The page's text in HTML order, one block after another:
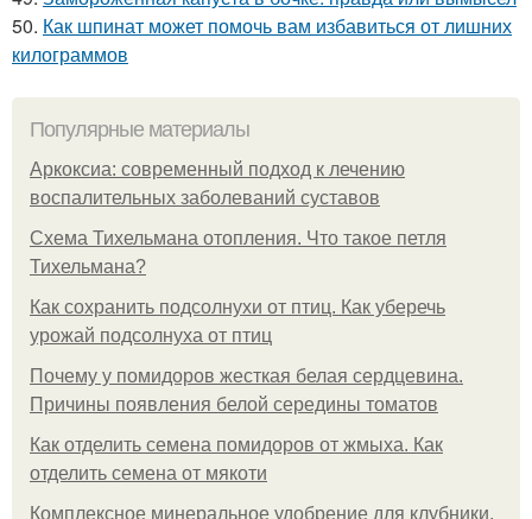
50. Как шпинат может помочь вам избавиться от лишних
килограммов
Популярные материалы
Аркоксиа: современный подход к лечению
воспалительных заболеваний суставов
Схема Тихельмана отопления. Что такое петля
Тихельмана?
Как сохранить подсолнухи от птиц. Как уберечь
урожай подсолнуха от птиц
Почему у помидоров жесткая белая сердцевина.
Причины появления белой середины томатов
Как отделить семена помидоров от жмыха. Как
отделить семена от мякоти
Комплексное минеральное удобрение для клубники.